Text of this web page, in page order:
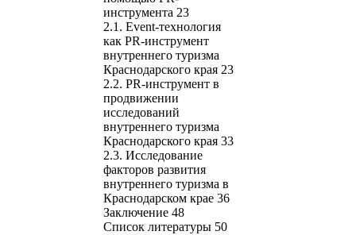
инструмента 23
2.1. Event-технология
как PR-инструмент
внутреннего туризма
Краснодарского края 23
2.2. PR-инструмент в
продвижении
исследований
внутреннего туризма
Краснодарского края 33
2.3. Исследование
факторов развития
внутреннего туризма в
Краснодарском крае 36
Заключение 48
Список литературы 50